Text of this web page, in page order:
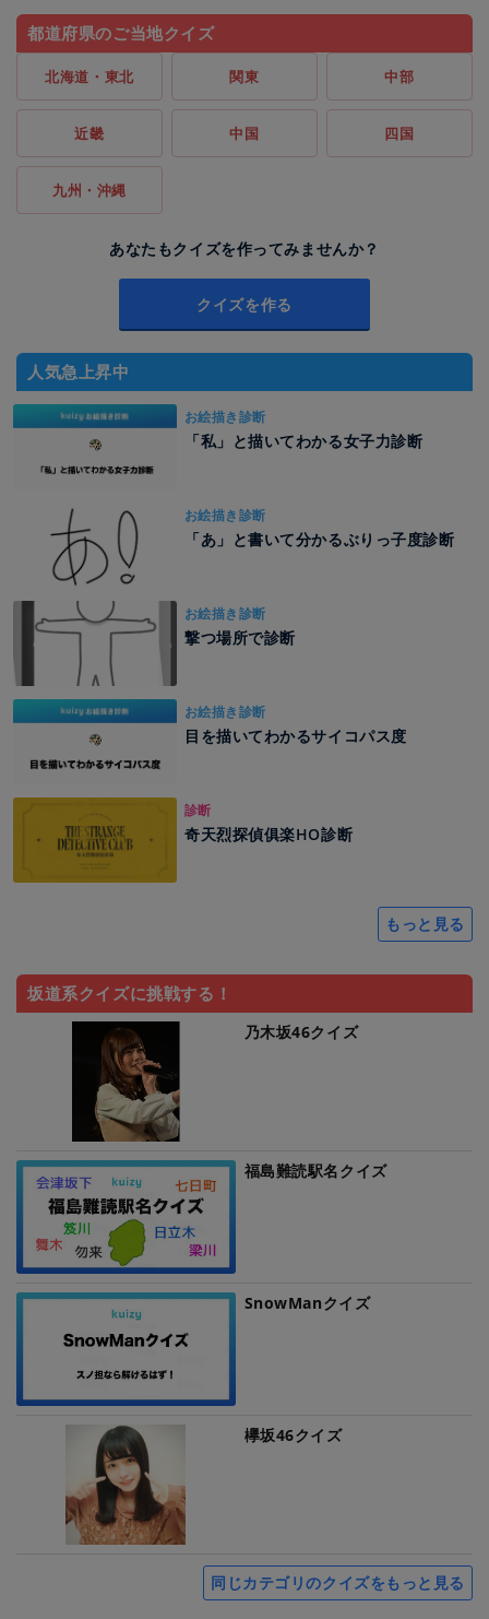
都道府県のご当地クイズ
北海道・東北 関東 中部
近畿 中国 四国
九州・沖縄
あなたもクイズを作ってみませんか？
クイズを作る
人気急上昇中
お絵描き診断
「私」と描いてわかる女子力診断
お絵描き診断
「あ」と書いて分かるぶりっ子度診断
お絵描き診断
撃つ場所で診断
お絵描き診断
目を描いてわかるサイコパス度
診断
奇天烈探偵俱楽HO診断
もっと見る
坂道系クイズに挑戦する！
乃木坂46クイズ
福島難読駅名クイズ
SnowManクイズ
欅坂46クイズ
同じカテゴリのクイズをもっと見る